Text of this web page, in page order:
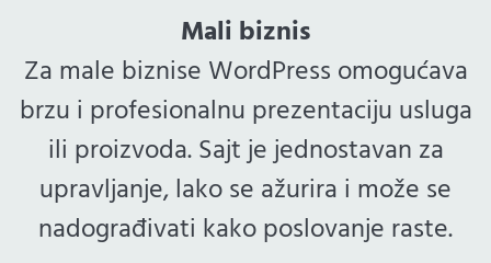
Mali biznis
Za male biznise WordPress omogućava
brzu i profesionalnu prezentaciju usluga
ili proizvoda. Sajt je jednostavan za
upravljanje, lako se ažurira i može se
nadograđivati kako poslovanje raste.